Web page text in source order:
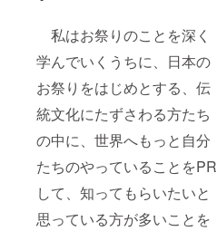
私はお祭りのことを深く
学んでいくうちに、日本の
お祭りをはじめとする、伝
統文化にたずさわる方たち
の中に、世界へもっと自分
たちのやっていることをPR
して、知ってもらいたいと
思っている方が多いことを